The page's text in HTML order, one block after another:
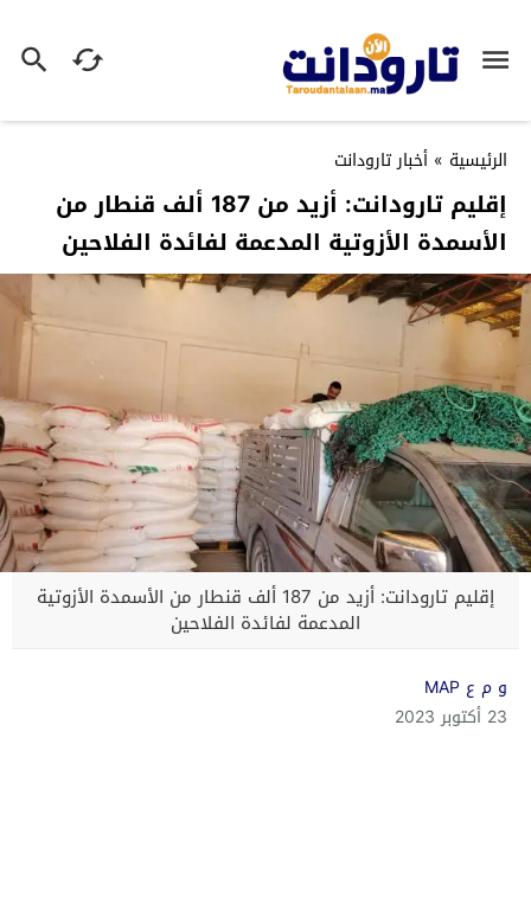
الرئيسية » أخبار تارودانت
إقليم تارودانت: أزيد من 187 ألف قنطار من
الأسمدة الأزوتية المدعمة لفائدة الفلاحين
إقليم تارودانت: أزيد من 187 ألف قنطار من الأسمدة الأزوتية
المدعمة لفائدة الفلاحين
و م ع MAP
23 أكتوبر 2023